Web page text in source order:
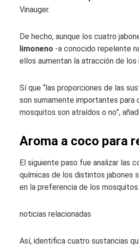
Vinauger.
De hecho, aunque los cuatro
limoneno -a conocido repelente
ellos aumentan la atracción de los
Sí que “las proporciones de las
son sumamente importantes para
mosquitos son atraídos o no”,
Aroma a coco para
El siguiente paso fue analizar las
químicas de los distintos jabones
en la preferencia de los mosquitos.
noticias relacionadas
Así, identifica cuatro sustancias